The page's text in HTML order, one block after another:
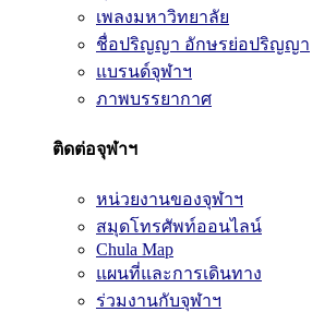
เพลงมหาวิทยาลัย
ชื่อปริญญา อักษรย่อปริญญา
แบรนด์จุฬาฯ
ภาพบรรยากาศ
ติดต่อจุฬาฯ
หน่วยงานของจุฬาฯ
สมุดโทรศัพท์ออนไลน์
Chula Map
แผนที่และการเดินทาง
ร่วมงานกับจุฬาฯ